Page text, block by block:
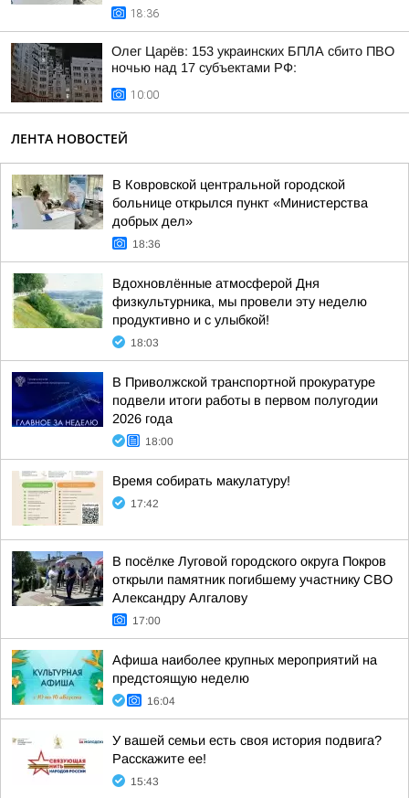
18:36
Олег Царёв: 153 украинских БПЛА сбито ПВО
ночью над 17 субъектами РФ:
10:00
ЛЕНТА НОВОСТЕЙ
В Ковровской центральной городской
больнице открылся пункт «Министерства
добрых дел»
18:36
Вдохновлённые атмосферой Дня
физкультурника, мы провели эту неделю
продуктивно и с улыбкой!
18:03
В Приволжской транспортной прокуратуре
подвели итоги работы в первом полугодии
2026 года
18:00
Время собирать макулатуру!
17:42
В посёлке Луговой городского округа Покров
открыли памятник погибшему участнику СВО
Александру Алгалову
17:00
Афиша наиболее крупных мероприятий на
предстоящую неделю
16:04
У вашей семьи есть своя история подвига?
Расскажите ее!
15:43